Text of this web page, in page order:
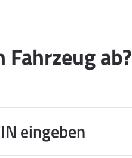
ab?
eingeben